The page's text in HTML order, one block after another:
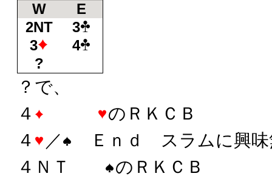
W
E
2NT
3
3
4
?
？で、
４
のＲＫＣＢ
４
／
Ｅｎｄ スラムに興味
４ＮＴ
のＲＫＣＢ